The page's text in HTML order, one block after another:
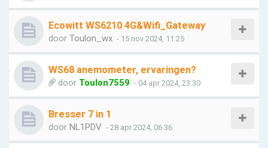
Ecowitt WS6210 4G&Wifi_Gateway
door Toulon_wx - 15 nov 2024, 11:25
WS68 anemometer, ervaringen?
door Toulon7559 - 04 apr 2024, 23:30
Bresser 7 in 1
door NL1PDV - 28 apr 2024, 06:36